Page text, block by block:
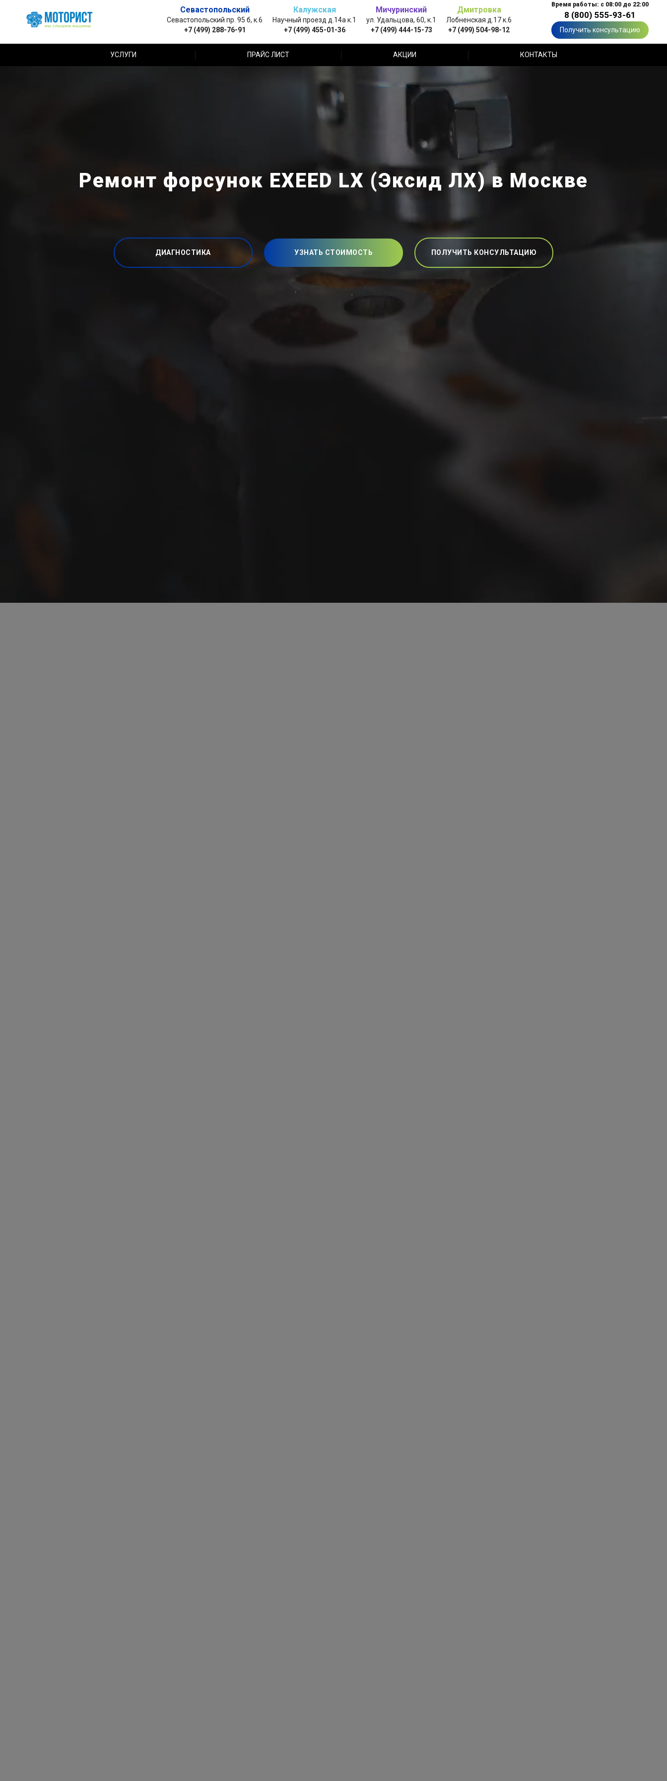
Севастопольский
Севастопольский пр. 95 б, к.6
+7 (499) 288-76-91
Калужская
Научный проезд д.14а к.1
+7 (499) 455-01-36
Мичуринский
ул. Удальцова, 60, к.1
+7 (499) 444-15-73
Дмитровка
Лобненская д.17 к.6
+7 (499) 504-98-12
Время работы: с 08:00 до 22:00
8 (800) 555-93-61
Получить консультацию
УСЛУГИ ПРАЙС ЛИСТ АКЦИИ КОНТАКТЫ
Ремонт форсунок EXEED LX (Эксид ЛХ) в Москве
ДИАГНОСТИКА УЗНАТЬ СТОИМОСТЬ ПОЛУЧИТЬ КОНСУЛЬТАЦИЮ